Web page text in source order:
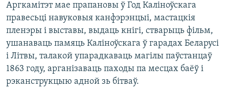
Аргкамітэт мае прапановы ў Год Каліноўскага
правесьці навуковыя канфэрэнцыі, мастацкія
пленэры і выставы, выдаць кнігі, стварыць фільм,
ушанаваць памяць Каліноўскага ў гарадах Беларусі
і Літвы, талакой упарадкаваць магілы паўстанцаў
1863 году, арганізаваць паходы па месцах баёў і
рэканструкцыю адной зь бітваў.